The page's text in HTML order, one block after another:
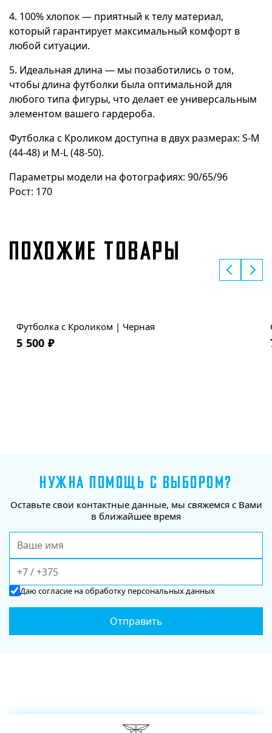
4. 100% хлопок — приятный к телу материал,
который гарантирует максимальный комфорт в
любой ситуации.
5. Идеальная длина — мы позаботились о том,
чтобы длина футболки была оптимальной для
любого типа фигуры, что делает ее универсальным
элементом вашего гардероба.
Футболка с Кроликом доступна в двух размерах: S-M
(44-48) и M-L (48-50).
Параметры модели на фотографиях: 90/65/96
Рост: 170
ПОХОЖИЕ ТОВАРЫ
Футболка с Кроликом | Черная
5 500 ₽
НУЖНА ПОМОЩЬ С ВЫБОРОМ?
Оставьте свои контактные данные, мы свяжемся с Вами
в ближайшее время
Даюсогласие на обработку персональных данных